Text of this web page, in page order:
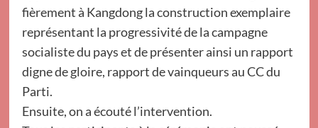
fièrement à Kangdong la construction exemplaire
représentant la progressivité de la campagne
socialiste du pays et de présenter ainsi un rapport
digne de gloire, rapport de vainqueurs au CC du
Parti.
Ensuite, on a écouté l’intervention.